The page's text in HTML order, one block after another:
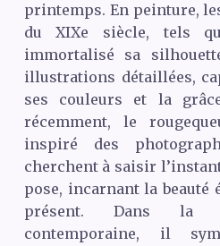
printemps. En peinture,
duXIXe siècle, tels
immortalisé sa
illustrations détaillées,
ses couleurs et la
récemment, le
inspiré des
cherchent à saisir
pose, incarnant la beauté
présent. Dans la
contemporaine, il